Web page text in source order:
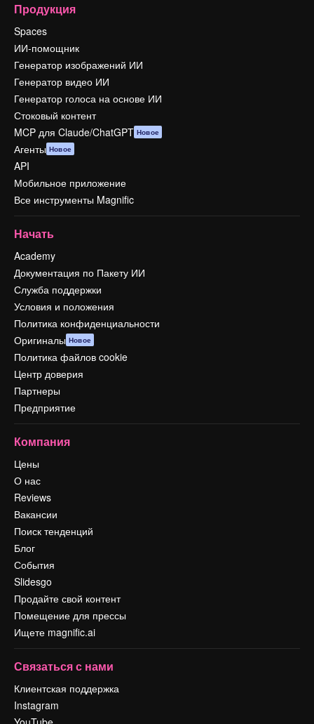
Продукция
Spaces
ИИ-помощник
Генератор изображений ИИ
Генератор видео ИИ
Генератор голоса на основе ИИ
Стоковый контент
MCP для Claude/ChatGPT Новое
Агенты Новое
API
Мобильное приложение
Все инструменты Magnific
Начать
Academy
Документация по Пакету ИИ
Служба поддержки
Условия и положения
Политика конфиденциальности
Оригиналы Новое
Политика файлов cookie
Центр доверия
Партнеры
Предприятие
Компания
Цены
О нас
Reviews
Вакансии
Поиск тенденций
Блог
События
Slidesgo
Продайте свой контент
Помещение для прессы
Ищете magnific.ai
Связаться с нами
Клиентская поддержка
Instagram